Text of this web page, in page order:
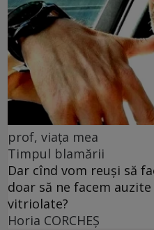
prof, viața mea
Timpul blamării
Dar cînd vom reuși să
doar să ne facem
vitriolate?
Horia CORCHEŞ